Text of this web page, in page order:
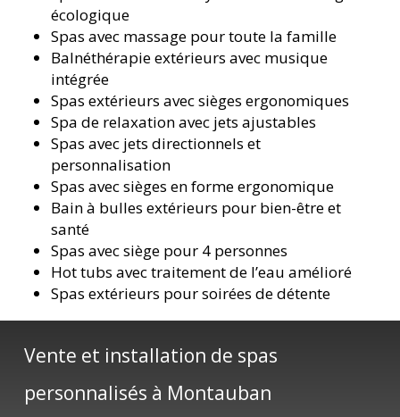
écologique
Spas avec massage pour toute la famille
Balnéthérapie extérieurs avec musique
intégrée
Spas extérieurs avec sièges ergonomiques
Spa de relaxation avec jets ajustables
Spas avec jets directionnels et
personnalisation
Spas avec sièges en forme ergonomique
Bain à bulles extérieurs pour bien-être et
santé
Spas avec siège pour 4 personnes
Hot tubs avec traitement de l’eau amélioré
Spas extérieurs pour soirées de détente
Vente et installation de spas
personnalisés à Montauban